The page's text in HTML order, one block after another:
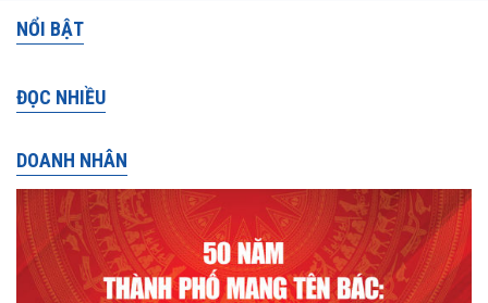
NỔI BẬT
ĐỌC NHIỀU
DOANH NHÂN